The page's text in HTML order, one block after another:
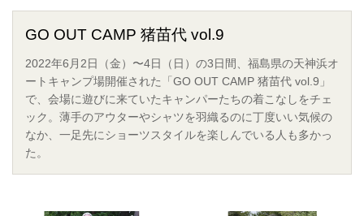
GO OUT CAMP 猪苗代 vol.9
2022年6月2日（金）〜4日（日）の3日間、福島県の天神浜オ
ートキャンプ場開催された「GO OUT CAMP 猪苗代 vol.9」
で、会場に遊びに来ていたキャンパーたちの着こなしをチェ
ック。薄手のアウターやシャツを羽織るのに丁度いい気候の
なか、一足先にショーツスタイルを楽しんでいる人も多かっ
た。